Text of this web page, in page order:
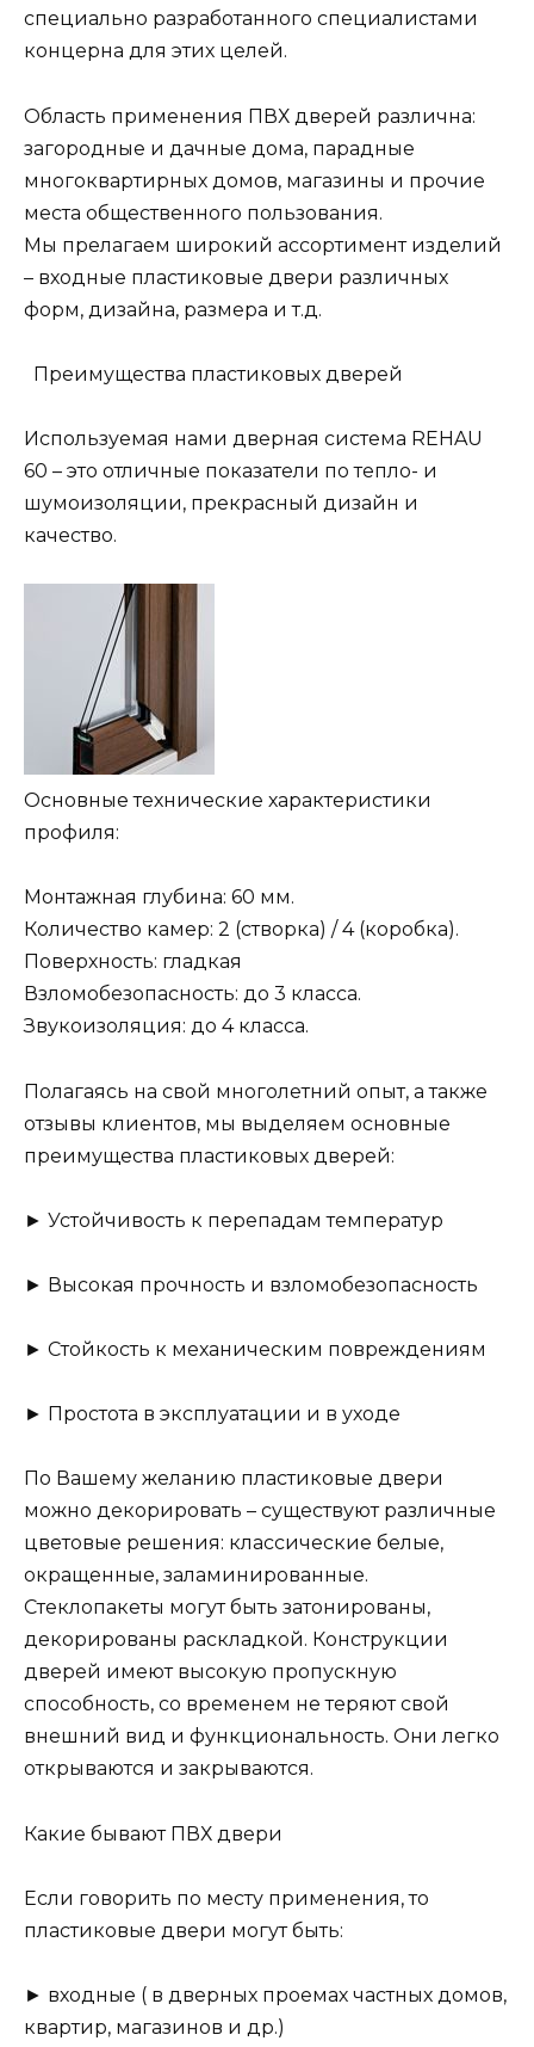
специально разработанного специалистами
концерна для этих целей.
Область применения ПВХ дверей различна:
загородные и дачные дома, парадные
многоквартирных домов, магазины и прочие
места общественного пользования.
Мы прелагаем широкий ассортимент изделий
– входные пластиковые двери различных
форм, дизайна, размера и т.д.
Преимущества пластиковых дверей
Используемая нами дверная система REHAU
60 – это отличные показатели по тепло- и
шумоизоляции, прекрасный дизайн и
качество.
Основные технические характеристики
профиля:
Монтажная глубина: 60 мм.
Количество камер: 2 (створка) / 4 (коробка).
Поверхность: гладкая
Взломобезопасность: до 3 класса.
Звукоизоляция: до 4 класса.
Полагаясь на свой многолетний опыт, а также
отзывы клиентов, мы выделяем основные
преимущества пластиковых дверей:
► Устойчивость к перепадам температур
► Высокая прочность и взломобезопасность
► Стойкость к механическим повреждениям
► Простота в эксплуатации и в уходе
По Вашему желанию пластиковые двери
можно декорировать – существуют различные
цветовые решения: классические белые,
окращенные, заламинированные.
Стеклопакеты могут быть затонированы,
декорированы раскладкой. Конструкции
дверей имеют высокую пропускную
способность, со временем не теряют свой
внешний вид и функциональность. Они легко
открываются и закрываются.
Какие бывают ПВХ двери
Если говорить по месту применения, то
пластиковые двери могут быть:
► входные ( в дверных проемах частных домов,
квартир, магазинов и др.)